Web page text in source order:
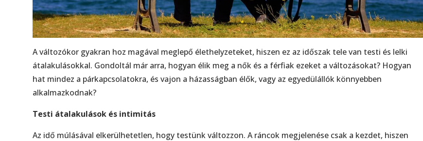
A változókor gyakran hoz magával meglepő élethelyzeteket, hiszen ez az időszak tele van testi és lelki
átalakulásokkal. Gondoltál már arra, hogyan élik meg a nők és a férfiak ezeket a változásokat? Hogyan
hat mindez a párkapcsolatokra, és vajon a házasságban élők, vagy az egyedülállók könnyebben
alkalmazkodnak?
Testi átalakulások és intimitás
Az idő múlásával elkerülhetetlen, hogy testünk változzon. A ráncok megjelenése csak a kezdet, hiszen